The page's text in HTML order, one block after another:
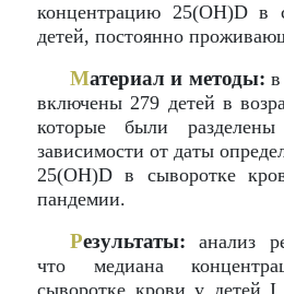
концентрацию 25(OH)D в
детей, постоянно
Материал и методы:
включены 279 детей в
которые были
зависимости от даты
25(OH)D в сыворотке
пандемии.
Результаты: анализ
что медиана
сыворотке крови у детей